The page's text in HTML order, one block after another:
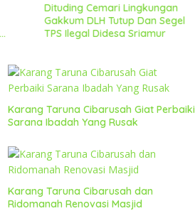
Dituding Cemari Lingkungan
Gakkum DLH Tutup Dan Segel
TPS Ilegal Didesa Sriamur
Karang Taruna Cibarusah Giat Perbaiki
Sarana Ibadah Yang Rusak
Karang Taruna Cibarusah dan
Ridomanah Renovasi Masjid